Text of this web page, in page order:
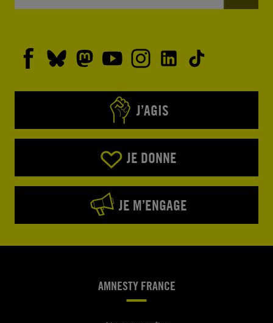
J’AGIS
JE DONNE
JE M’ENGAGE
AMNESTY FRANCE